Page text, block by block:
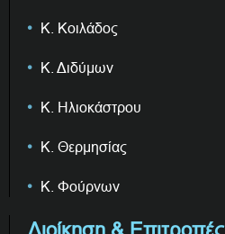
Κ. Κοιλάδος
Κ. Διδύμων
Κ. Ηλιοκάστρου
Κ. Θερμησίας
Κ. Φούρνων